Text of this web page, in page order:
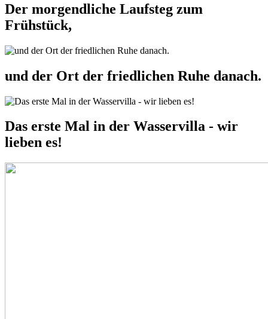
Der morgendliche Laufsteg zum
Frühstück,
und der Ort der friedlichen Ruhe danach.
Das erste Mal in der Wasservilla - wir
lieben es!